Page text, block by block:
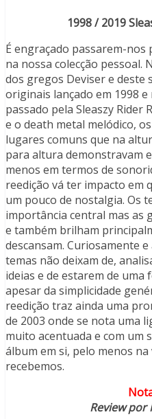
1998 / 2019
É engraçado passarem-nos
na nossa colecção pessoal.
dos gregos Deviser e deste
originais lançado em 1998
passado pela Sleaszy Rider
e o death metal melódico,
lugares comuns que na
para altura demonstravam
menos em termos de
reedição vá ter impacto em
um pouco de nostalgia. Os
importância central mas as
e também brilham
descansam. Curiosamente
temas não deixam de,
ideias e de estarem de
apesar da simplicidade
reedição traz ainda uma
de 2003 onde se nota uma
muito acentuada e com um
álbum em si, pelo menos
recebemos.
Review por